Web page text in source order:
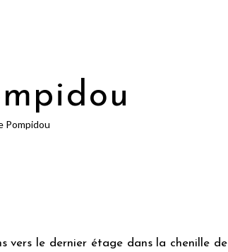
Pompidou
vers le dernier étage dans la chenille de